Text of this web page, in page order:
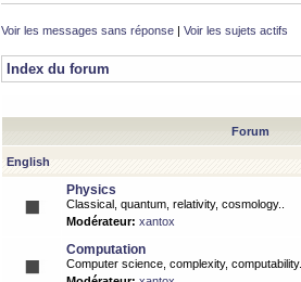
Voir les messages sans réponse | Voir les sujets actifs
Index du forum
Forum
English
Physics
Classical, quantum, relativity, cosmology..
Modérateur: xantox
Computation
Computer science, complexity, computability..